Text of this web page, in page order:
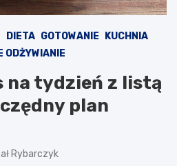
DIETA GOTOWANIE
KUCHNIA
ODŻYWIANIE
na tydzień z listą
plan
Rybarczyk